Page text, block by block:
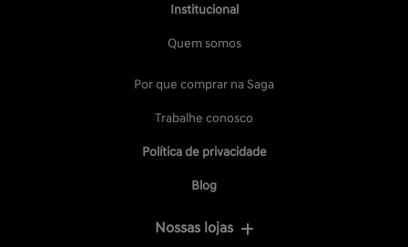
Institucional
Quem somos
Por que comprar na Saga
Trabalhe conosco
Política de privacidade
Blog
Nossas lojas